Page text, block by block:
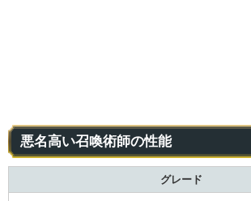
悪名高い召喚術師の性能
グレード